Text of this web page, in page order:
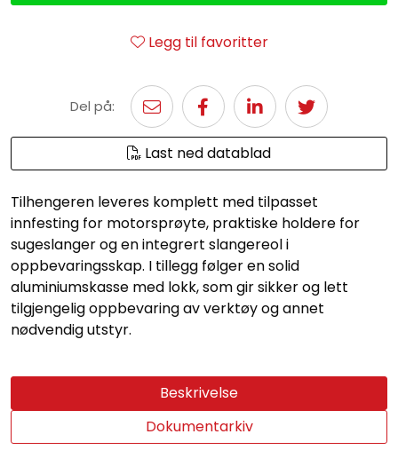
Legg til favoritter
Del på:
Last ned datablad
Tilhengeren leveres komplett med tilpasset
innfesting for motorsprøyte, praktiske holdere for
sugeslanger og en integrert slangereol i
oppbevaringsskap. I tillegg følger en solid
aluminiumskasse med lokk, som gir sikker og lett
tilgjengelig oppbevaring av verktøy og annet
nødvendig utstyr.
Beskrivelse
Dokumentarkiv